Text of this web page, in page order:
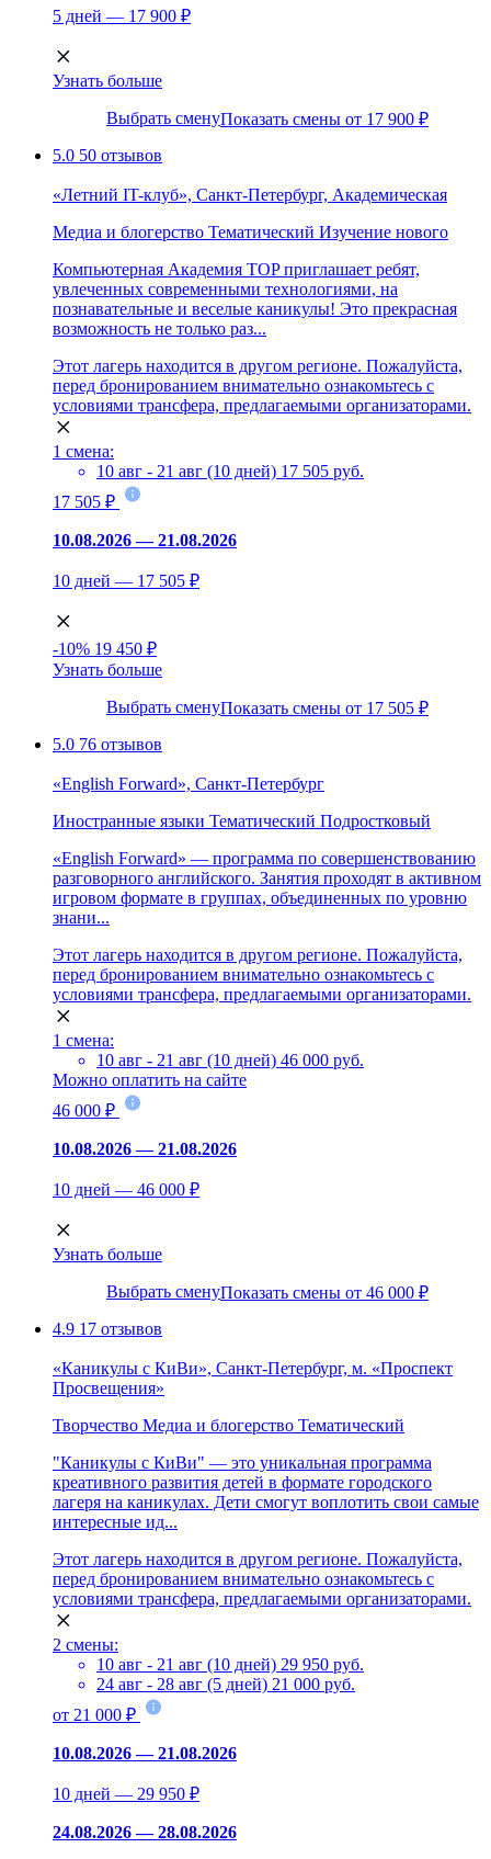
5 дней — 17 900 ₽
Узнать больше
Выбрать сменуПоказать смены от 17 900 ₽
5.0 50 отзывов
«Летний IT-клуб», Санкт-Петербург, Академическая
Медиа и блогерство Тематический Изучение нового
Компьютерная Академия TOP приглашает ребят,
увлеченных современными технологиями, на
познавательные и веселые каникулы! Это прекрасная
возможность не только раз...
Этот лагерь находится в другом регионе. Пожалуйста,
перед бронированием внимательно ознакомьтесь с
условиями трансфера, предлагаемыми организаторами.
1 смена:
10 авг - 21 авг (10 дней) 17 505 руб.
17 505 ₽
10.08.2026 — 21.08.2026
10 дней — 17 505 ₽
-10% 19 450 ₽
Узнать больше
Выбрать сменуПоказать смены от 17 505 ₽
5.0 76 отзывов
«English Forward», Санкт-Петербург
Иностранные языки Тематический Подростковый
«English Forward» — программа по совершенствованию
разговорного английского. Занятия проходят в активном
игровом формате в группах, объединенных по уровню
знани...
Этот лагерь находится в другом регионе. Пожалуйста,
перед бронированием внимательно ознакомьтесь с
условиями трансфера, предлагаемыми организаторами.
1 смена:
10 авг - 21 авг (10 дней) 46 000 руб.
Можно оплатить на сайте
46 000 ₽
10.08.2026 — 21.08.2026
10 дней — 46 000 ₽
Узнать больше
Выбрать сменуПоказать смены от 46 000 ₽
4.9 17 отзывов
«Каникулы с КиВи», Санкт-Петербург, м. «Проспект
Просвещения»
Творчество Медиа и блогерство Тематический
"Каникулы с КиВи" — это уникальная программа
креативного развития детей в формате городского
лагеря на каникулах. Дети смогут воплотить свои самые
интересные ид...
Этот лагерь находится в другом регионе. Пожалуйста,
перед бронированием внимательно ознакомьтесь с
условиями трансфера, предлагаемыми организаторами.
2 смены:
10 авг - 21 авг (10 дней) 29 950 руб.
24 авг - 28 авг (5 дней) 21 000 руб.
от 21 000 ₽
10.08.2026 — 21.08.2026
10 дней — 29 950 ₽
24.08.2026 — 28.08.2026